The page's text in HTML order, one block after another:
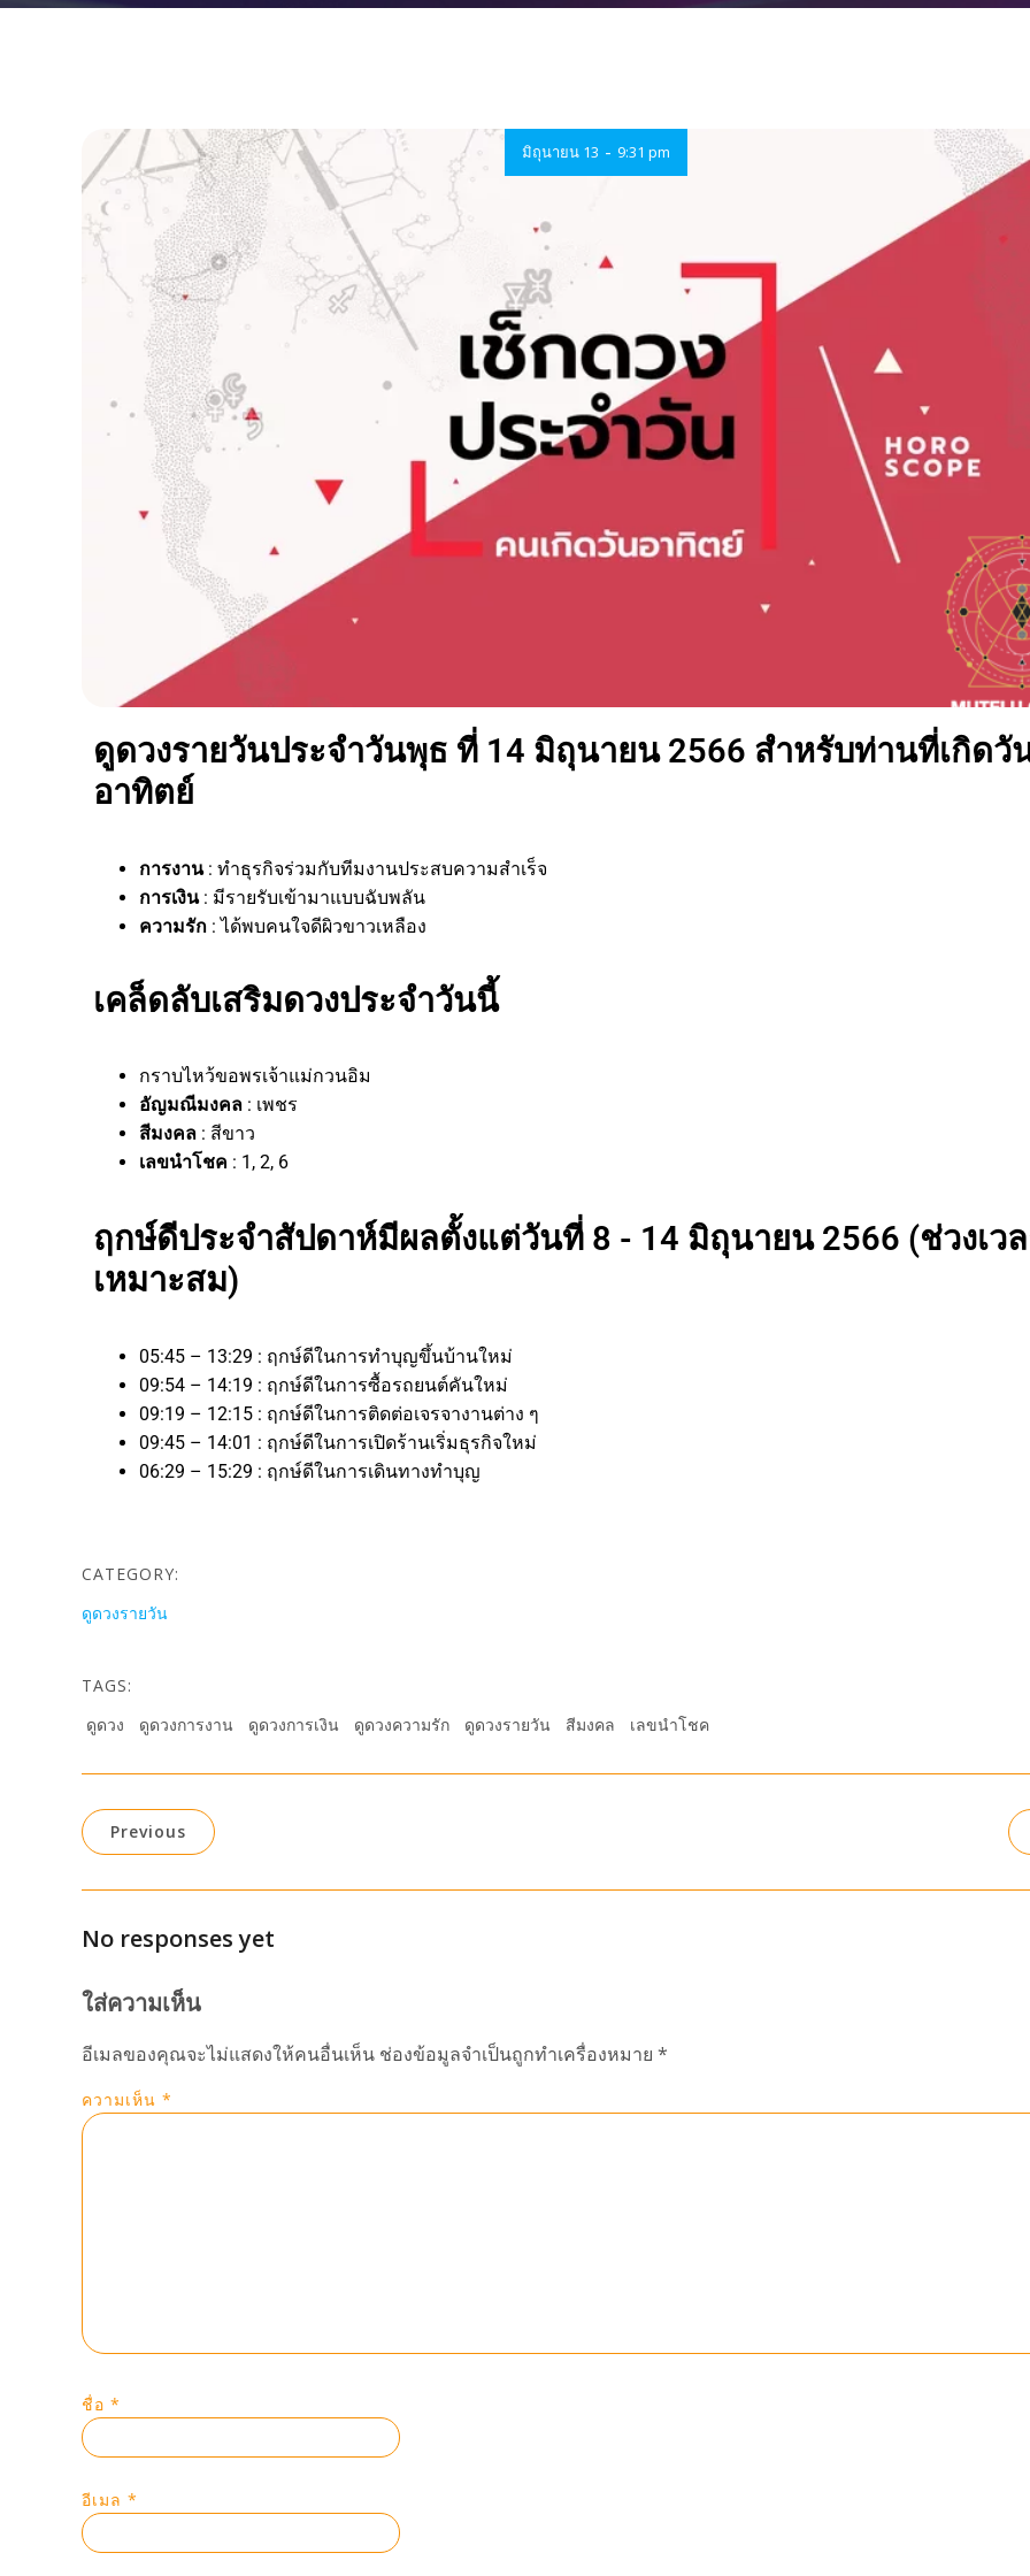
มิถุนายน 13 - 9:31 pm
ดูดวงรายวันประจำวันพุธ ที่ 14 มิถุนายน 2566 สำหรับท่านที่เกิดวั
อาทิตย์
การงาน : ทำธุรกิจร่วมกับทีมงานประสบความสำเร็จ
การเงิน : มีรายรับเข้ามาแบบฉับพลัน
ความรัก : ได้พบคนใจดีผิวขาวเหลือง
เคล็ดลับเสริมดวงประจำวันนี้
กราบไหว้ขอพรเจ้าแม่กวนอิม
อัญมณีมงคล : เพชร
สีมงคล : สีขาว
เลขนำโชค : 1, 2, 6
ฤกษ์ดีประจำสัปดาห์มีผลตั้งแต่วันที่ 8 - 14 มิถุนายน 2566 (ช่วงเว
เหมาะสม)
05:45 – 13:29 : ฤกษ์ดีในการทำบุญขึ้นบ้านใหม่
09:54 – 14:19 : ฤกษ์ดีในการซื้อรถยนต์คันใหม่
09:19 – 12:15 : ฤกษ์ดีในการติดต่อเจรจางานต่าง ๆ
09:45 – 14:01 : ฤกษ์ดีในการเปิดร้านเริ่มธุรกิจใหม่
06:29 – 15:29 : ฤกษ์ดีในการเดินทางทำบุญ
CATEGORY:
ดูดวงรายวัน
TAGS:
ดูดวง
ดูดวงการงาน ดูดวงการเงิน ดูดวงความรัก ดูดวงรายวัน สีมงคล เลขนำโชค
Previous
No responses yet
ใส่ความเห็น
อีเมลของคุณจะไม่แสดงให้คนอื่นเห็น ช่องข้อมูลจำเป็นถูกทำเครื่องหมาย *
ความเห็น *
ชื่อ *
อีเมล *